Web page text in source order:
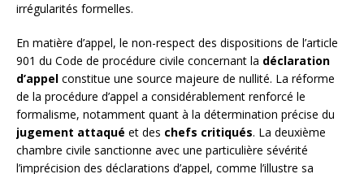
irrégularités formelles.
En matière d’appel, le non-respect des dispositions de l’article
901 du Code de procédure civile concernant la déclaration
d’appel constitue une source majeure de nullité. La réforme
de la procédure d’appel a considérablement renforcé le
formalisme, notamment quant à la détermination précise du
jugement attaqué et des chefs critiqués. La deuxième
chambre civile sanctionne avec une particulière sévérité
l’imprécision des déclarations d’appel, comme l’illustre sa